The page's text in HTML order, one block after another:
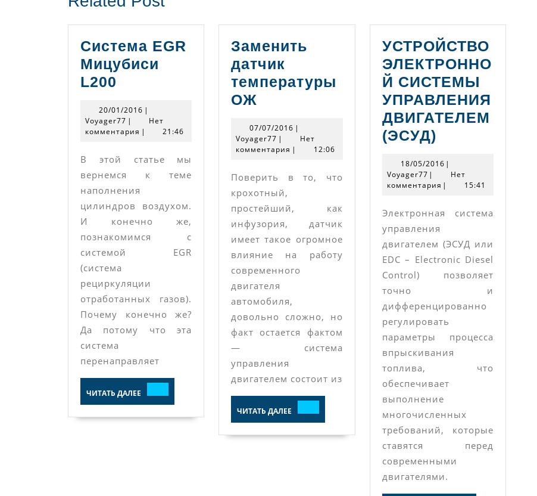
Система EGR
Мицубиси
L200
Мицубиси
L200
20/01/2016 20/01/2016
|
Voyager77 Voyager77
|
Нет
комментария | 21:46
В этой статье мы
вернемся к теме
наполнения
цилиндров воздухом.
И конечно же,
познакомимся с
системой EGR
(система
рециркуляции
отработанных газов).
Почему конечно же?
Да потому что эта
система
перенаправляет
ЧИТАТЬ ДАЛЕЕ ДАЛЕЕ
Заменить
датчик
температуры
ОЖ
температуры
ОЖ
07/07/2016 07/07/2016
|
Voyager77 Voyager77
|
Нет
комментария | 12:06
Поверить в то, что
крохотный,
простейший, как
инфузория, датчик
имеет такое огромное
влияние на работу
современного
двигателя
автомобиля,
довольно сложно, но
факт остается фактом
— система
управления
двигателем состоит из
ЧИТАТЬ ДАЛЕЕ ДАЛЕЕ
УСТРОЙСТВО
ЭЛЕКТРОННО
Й СИСТЕМЫ
УПРАВЛЕНИЯ
ДВИГАТЕЛЕМ
(ЭСУД)
СИСТЕМЫ
УПРАВЛЕНИЯ
(ЭСУД)
18/05/201618/05/2016
|
Voyager77Voyager77
|
Нет
комментария | 15:41
Электронная система
управления
двигателем (ЭСУД или
EDC – Electronic Diesel
Control) позволяет
точно и
дифференцированно
регулировать
параметры процесса
впрыскивания
топлива, что
обеспечивает
выполнение
многочисленных
требований, которые
ставятся перед
современными
двигателями.